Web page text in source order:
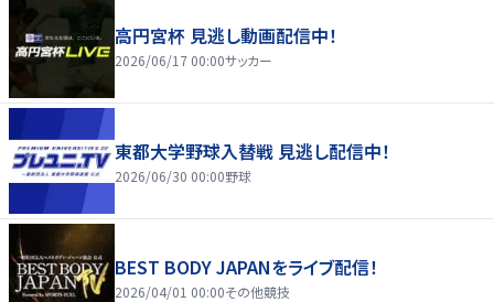
高円宮杯 見逃し動画配信中！
2026/06/17 00:00サッカー
東都大学野球入替戦 見逃し配信中！
2026/06/30 00:00野球
BEST BODY JAPANをライブ配信！
2026/04/01 00:00その他競技